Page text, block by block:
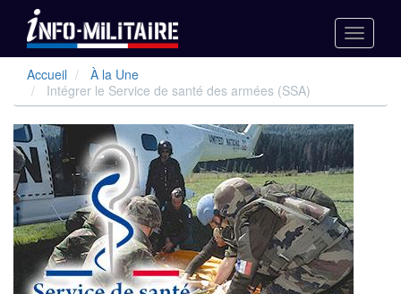
contenu
Toggle
Accueil
À la Une
Intégrer le Service de santé des armées (SSA)